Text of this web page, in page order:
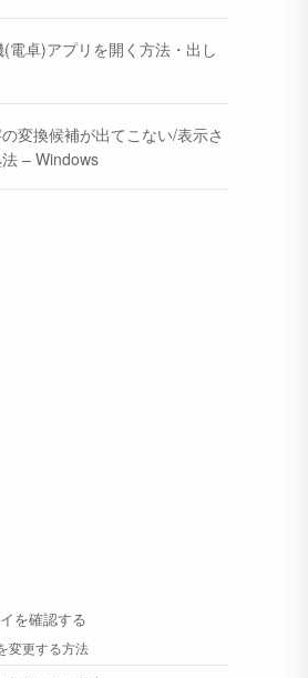
電卓)アプリを開く方法・出し
変換候補が出てこない/表示さ
– Windows
を確認する
変更する方法